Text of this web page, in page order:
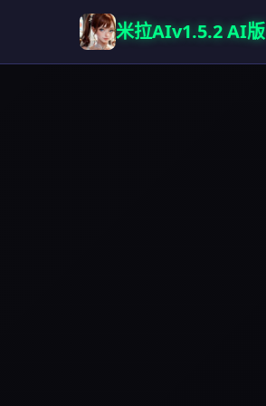
米拉AIv1.5.2 AI版